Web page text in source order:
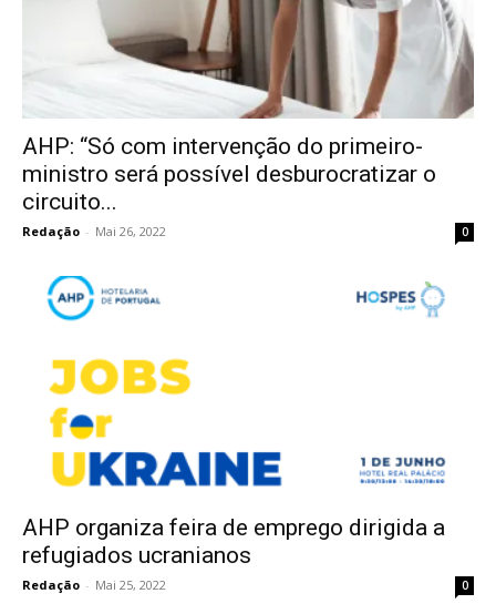
AHP: “Só com intervenção do primeiro-
ministro será possível desburocratizar o
circuito...
Redação - Mai 26, 2022 0
AHP organiza feira de emprego dirigida a
refugiados ucranianos
Redação - Mai 25, 2022 0